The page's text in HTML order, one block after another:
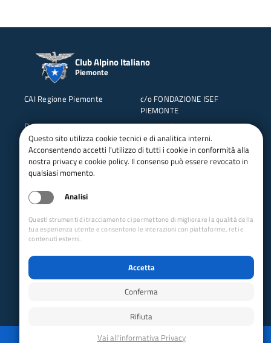
Club Alpino Italiano
Piemonte
CAI Regione Piemonte
c/o FONDAZIONE ISEF
PIEMONTE
Piazza Bernini 12
10143 TORINO
Tel: 011 5119480
C.F. 97676590017
Club Alpino Italiano
Accesso Soci
Mappa del sitoDisabilita animazioni
Questo sito utilizza cookie tecnici e di analitica interni.
Acconsentendo accetti l'utilizzo di tutti i cookie in conformità alla
nostra privacy e cookie policy. Il consenso può essere revocato in
qualsiasi momento.
Analisi
Questi strumenti di tracciamento ci permettono di migliorare la qualità della
tua esperienza utente e consentono le interazioni con piattaforme, reti e
contenuti esterni.
Accetta
Conferma
Rifiuta